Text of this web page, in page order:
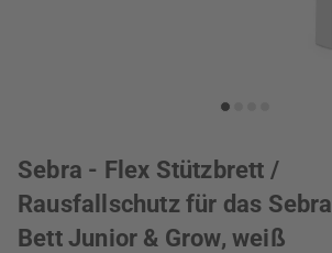
Sebra - Flex Stützbrett /
Rausfallschutz für das Sebra
Bett Junior & Grow, weiß